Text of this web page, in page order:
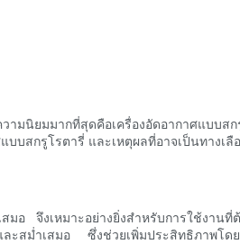
มนิยมมากที่สุดคือเครื่องอัดอากาศแบบส
บสกรูโรตารี่ และเหตุผลที่อาจเป็นทางเ
อ จึงเหมาะอย่างยิ่งสำหรับการใช้งานที่ต้
ะสม่ำเสมอ ซึ่งช่วยเพิ่มประสิทธิภาพโด